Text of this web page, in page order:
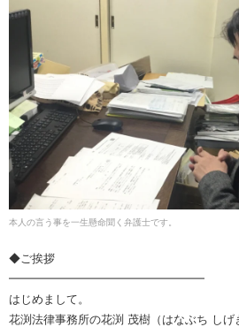
本人の言う事を一生懸命聞く弁護士です。
◆ご挨拶
━━━━━━━━━━━━━━━━━
はじめまして。
花渕法律事務所の花渕 茂樹（はなぶち しげ